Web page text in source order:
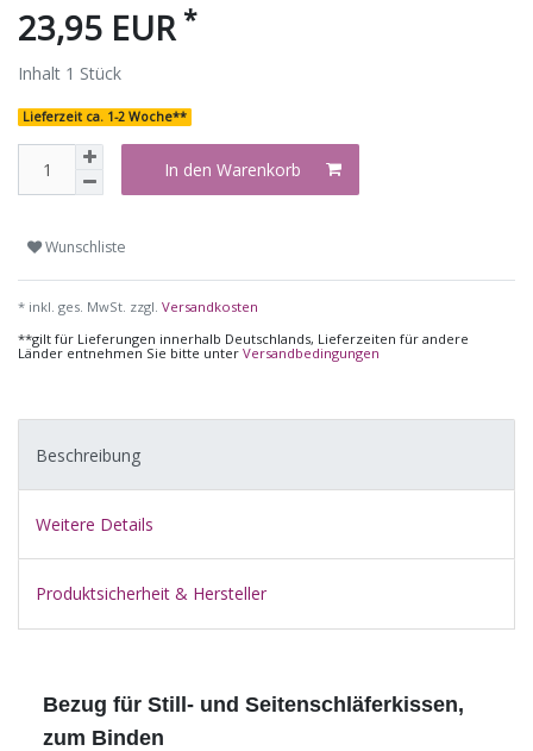
23,95 EUR *
Inhalt 1 Stück
Lieferzeit ca. 1-2 Woche**
In den Warenkorb
Wunschliste
* inkl. ges. MwSt. zzgl. Versandkosten
**gilt für Lieferungen innerhalb Deutschlands, Lieferzeiten für andere
Länder entnehmen Sie bitte unter Versandbedingungen
Beschreibung
Weitere Details
Produktsicherheit & Hersteller
Bezug für Still- und Seitenschläferkissen,
zum Binden